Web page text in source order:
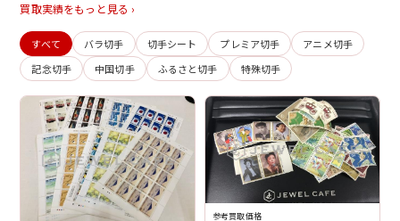
買取実績をもっと見る ›
すべて バラ切手 切手シート プレミア切手
アニメ切手
記念切手
中国切手 ふるさと切手 特殊切手
参考買取価格